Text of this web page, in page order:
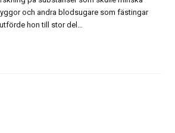
och andra blodsugare som fästingar
hon till stor del…